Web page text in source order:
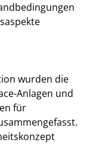
wurden die
Anlagen und
für